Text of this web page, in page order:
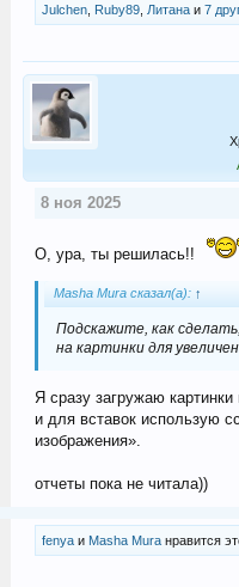
Julchen, Ruby89, Литанаи 7
8 ноя 2025
О, ура, ты решилась!!
Masha Mura сказал(а): ↑
Подскажите, как
на картинки для
Я сразу загружаю
и для вставок использую
изображения».
отчеты пока не читала))
fenyaи Masha Muraнравится